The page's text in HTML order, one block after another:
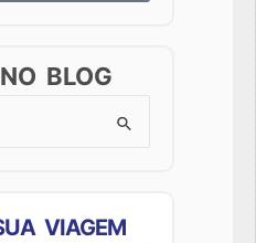
BLOG
VIAGEM